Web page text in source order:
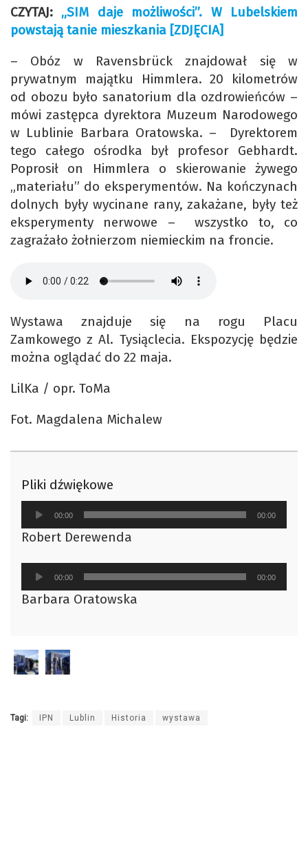
CZYTAJ: „SIM daje możliwości”. W Lubelskiem
powstają tanie mieszkania [ZDJĘCIA]
– Obóz w Ravensbrück znajdował się w
prywatnym majątku Himmlera. 20 kilometrów
od obozu było sanatorium dla ozdrowieńców –
mówi zastępca dyrektora Muzeum Narodowego
w Lublinie Barbara Oratowska. – Dyrektorem
tego całego ośrodka był profesor Gebhardt.
Poprosił on Himmlera o skierowanie żywego
„materiału” do eksperymentów. Na kończynach
dolnych były wycinane rany, zakażane, były też
eksperymenty nerwowe – wszystko to, co
zagrażało żołnierzom niemieckim na froncie.
Wystawa znajduje się na rogu Placu
Zamkowego z Al. Tysiąclecia. Ekspozycję będzie
można oglądać do 22 maja.
LilKa / opr. ToMa
Fot. Magdalena Michalew
Pliki dźwiękowe
Odtwarzacz
plików
dźwiękowych
00:00 00:00
Robert Derewenda
Odtwarzacz
plików
dźwiękowych
00:00 00:00
Barbara Oratowska
Tagi: IPN Lublin Historia wystawa